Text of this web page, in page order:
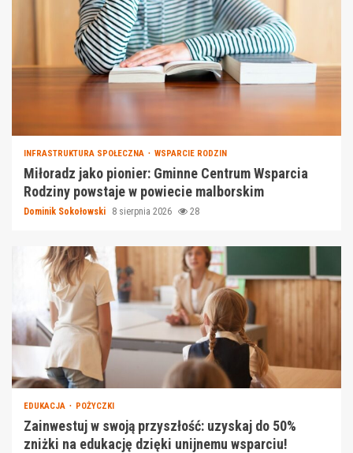
INFRASTRUKTURA SPOŁECZNA WSPARCIE RODZIN
Miłoradz jako pionier: Gminne Centrum Wsparcia
Rodziny powstaje w powiecie malborskim
Dominik Sokołowski 8 sierpnia 2026 28
EDUKACJA POŻYCZKI
Zainwestuj w swoją przyszłość: uzyskaj do 50%
zniżki na edukację dzięki unijnemu wsparciu!